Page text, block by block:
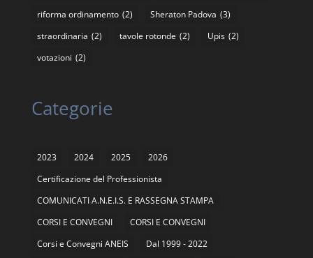
riforma ordinamento (2) Sheraton Padova (3)
straordinaria (2) tavole rotonde (2) Upis (2)
votazioni (2)
Categorie
2023 2024 2025
2026
Certificazione del Professionista
COMUNICATI A.N.E.I.S. E RASSEGNA STAMPA
CORSI E CONVEGNI
CORSI E CONVEGNI
Corsi e Convegni ANEIS
Dal 1999 - 2022